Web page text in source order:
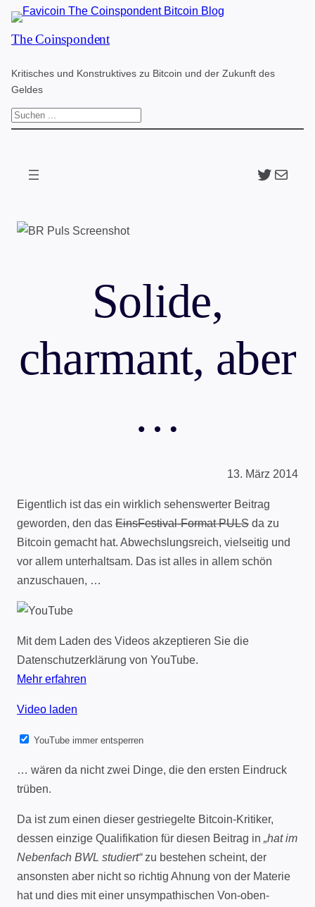
Zum
Inhalt
The Coinspondent
Kritisches und Konstruktives zu Bitcoin und der Zukunft des
Geldes
S
Twitter
The
Solide,
charmant, aber
…
13. März 2014
Eigentlich ist das ein wirklich sehenswerter Beitrag
geworden, den das EinsFestival-Format PULS da zu
Bitcoin gemacht hat. Abwechslungsreich, vielseitig und
vor allem unterhaltsam. Das ist alles in allem schön
anzuschauen, …
Mit dem Laden des Videos akzeptieren Sie die
Datenschutzerklärung von YouTube.
Mehr erfahren
Video laden
YouTube immer entsperren
… wären da nicht zwei Dinge, die den ersten Eindruck
trüben.
Da ist zum einen dieser gestriegelte Bitcoin-Kritiker,
dessen einzige Qualifikation für diesen Beitrag in „hat im
Nebenfach BWL studiert“zu bestehen scheint, der
ansonsten aber nicht so richtig Ahnung von der Materie
hat und dies mit einer unsympathischen Von-oben-